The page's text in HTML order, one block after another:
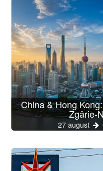
China & Hong
Zgârie-
27 august